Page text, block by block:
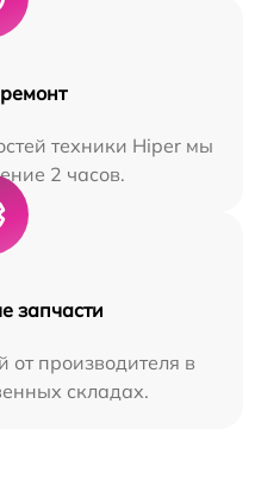
техники Hiper мы
2 часов.
запчасти
от производителя в
складах.